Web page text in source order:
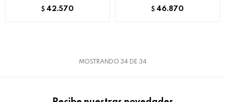
$ 42.570 $ 46.870
MOSTRANDO 34 DE 34